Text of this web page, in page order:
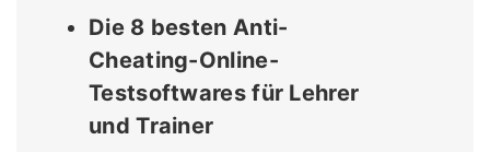
Die 8 besten Anti-
Cheating-Online-
Testsoftwares für Lehrer
und Trainer